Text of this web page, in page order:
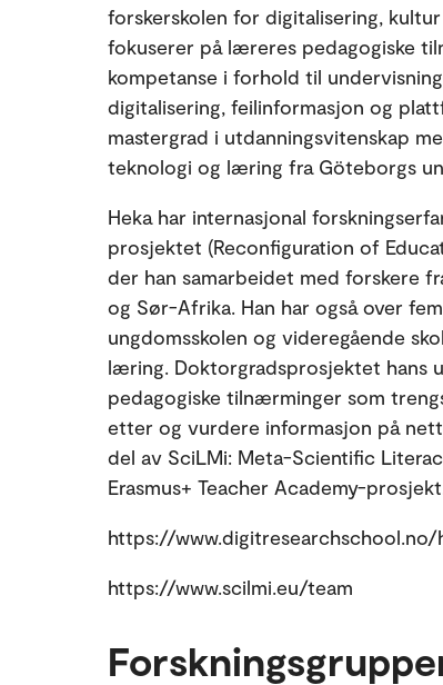
forskerskolen for digitalisering,
fokuserer på læreres pedagogiske
kompetanse i forhold til
digitalisering, feilinformasjon og
mastergrad i utdanningsvitenskap
teknologi og læring fra Göteborgs
Heka har internasjonal
prosjektet (Reconfiguration of
der han samarbeidet med forskere
og Sør-Afrika. Han har også over
ungdomsskolen og videregående
læring. Doktorgradsprosjektet hans
pedagogiske tilnærminger som
etter og vurdere informasjon på
del av SciLMi: Meta-Scientific
Erasmus+ Teacher Academy-
https://
https://www.scilmi.eu/team